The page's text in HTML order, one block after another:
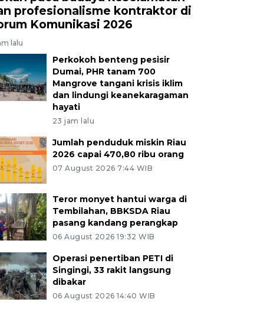
profesionalisme kontraktor di
Komunikasi 2026
lalu
Perkokoh benteng pesisir
Dumai, PHR tanam 700
Mangrove tangani krisis iklim
dan lindungi keanekaragaman
hayati
23 jam lalu
Jumlah penduduk miskin Riau
2026 capai 470,80 ribu orang
07 August 2026 7:44 WIB
Teror monyet hantui warga di
Tembilahan, BBKSDA Riau
pasang kandang perangkap
06 August 2026 19:32 WIB
Operasi penertiban PETI di
Singingi, 33 rakit langsung
dibakar
06 August 2026 14:40 WIB